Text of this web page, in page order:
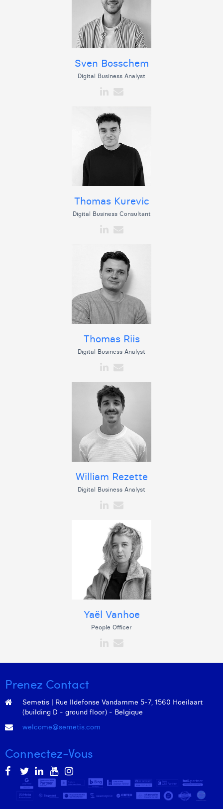
Sven Bosschem
Digital Business Analyst
Thomas Kurevic
Digital Business Consultant
Thomas Riis
Digital Business Analyst
William Rezette
Digital Business Analyst
Yaël Vanhoe
People Officer
Prenez Contact
Semetis | Rue Ildefonse Vandamme 5-7, 1560 Hoeilaart
(building D - ground floor) - Belgique
welcome@semetis.com
Connectez-Vous